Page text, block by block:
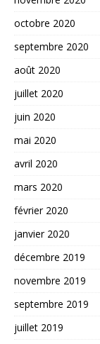
octobre 2020
septembre 2020
août 2020
juillet 2020
juin 2020
mai 2020
avril 2020
mars 2020
février 2020
janvier 2020
décembre 2019
novembre 2019
septembre 2019
juillet 2019